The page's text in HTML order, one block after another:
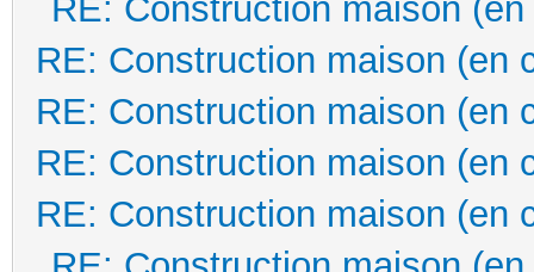
RE: Construction maison
RE: Construction maison (en
RE: Construction maison (en
RE: Construction maison (en
RE: Construction maison (en